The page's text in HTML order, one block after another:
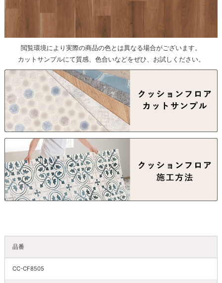
閲覧環境により実際の商品の色とは異なる場合がございます。
カットサンプルにて質感、色合いなどをぜひ、お試しください。
品番
CC-CF8505